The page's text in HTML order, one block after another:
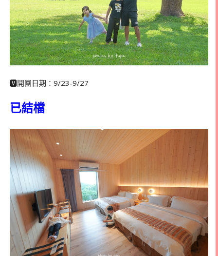
🆅開團日期：9/23-9/27
已結檔